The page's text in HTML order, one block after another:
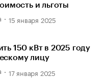
и льготы
15 января 2025
150 кВт в 2025 году
лицу
17 января 2025